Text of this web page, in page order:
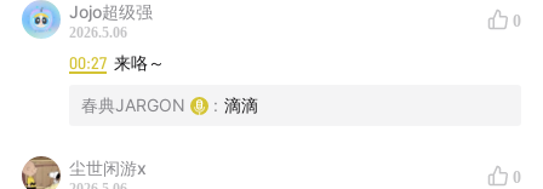
Jojo超级强
2026.5.06
0
00:27 来咯～
春典JARGON : 滴滴
尘世闲游x 0